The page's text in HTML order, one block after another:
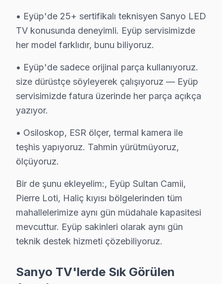
Eyüp Sanyo TV Servis Hizmet Bölgesi
• Eyüp'de 25+ sertifikalı teknisyen Sanyo LED
TV konusunda deneyimli. Eyüp servisimizde
her model farklıdır, bunu biliyoruz.
• Eyüp'de sadece orijinal parça kullanıyoruz.
size dürüstçe söyleyerek çalışıyoruz — Eyüp
servisimizde fatura üzerinde her parça açıkça
yazıyor.
• Osiloskop, ESR ölçer, termal kamera ile
teşhis yapıyoruz. Tahmin yürütmüyoruz,
ölçüyoruz.
Bir de şunu ekleyelim:, Eyüp Sultan Camii,
Pierre Loti, Haliç kıyısı bölgelerinden tüm
mahallelerimize aynı gün müdahale kapasitesi
mevcuttur. Eyüp sakinleri olarak aynı gün
teknik destek hizmeti çözebiliyoruz.
Sanyo TV'lerde Sık Görülen